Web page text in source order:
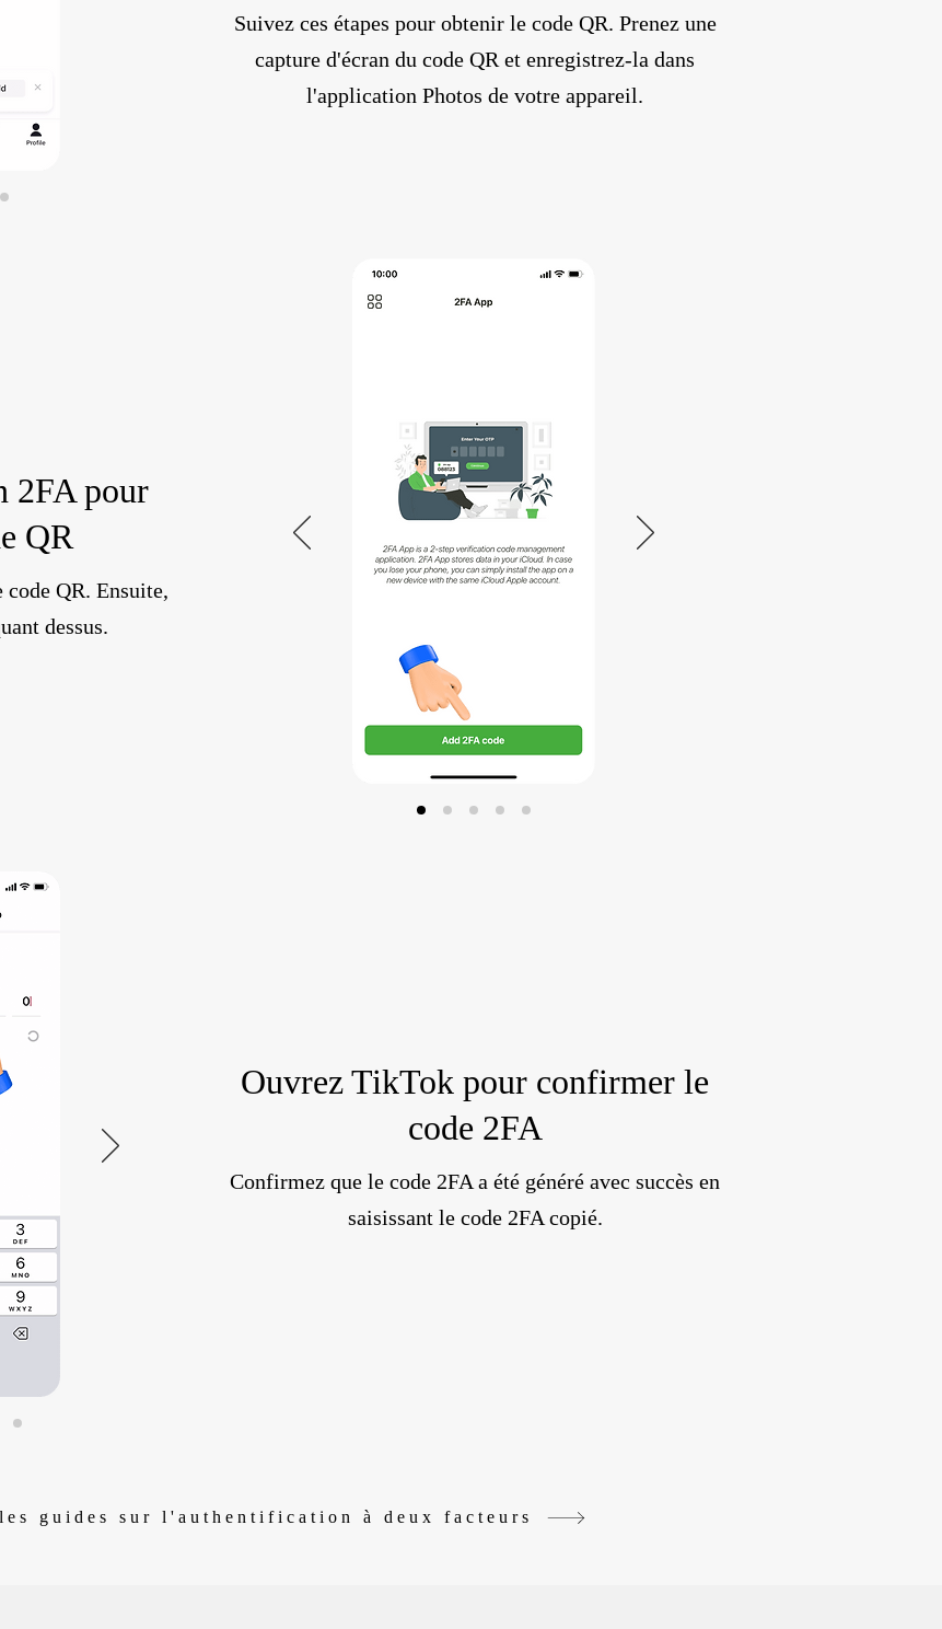
Suivez ces étapes pour obtenir le code QR. Prenez une
capture d'écran du code QR et enregistrez-la dans
l'application Photos de votre appareil.
2FA pour
QR
code QR. Ensuite,
dessus.
Ouvrez TikTok pour confirmer le
code 2FA
Confirmez que le code 2FA a été généré avec succès en
saisissant le code 2FA copié.
guides sur l'authentification à deux facteurs